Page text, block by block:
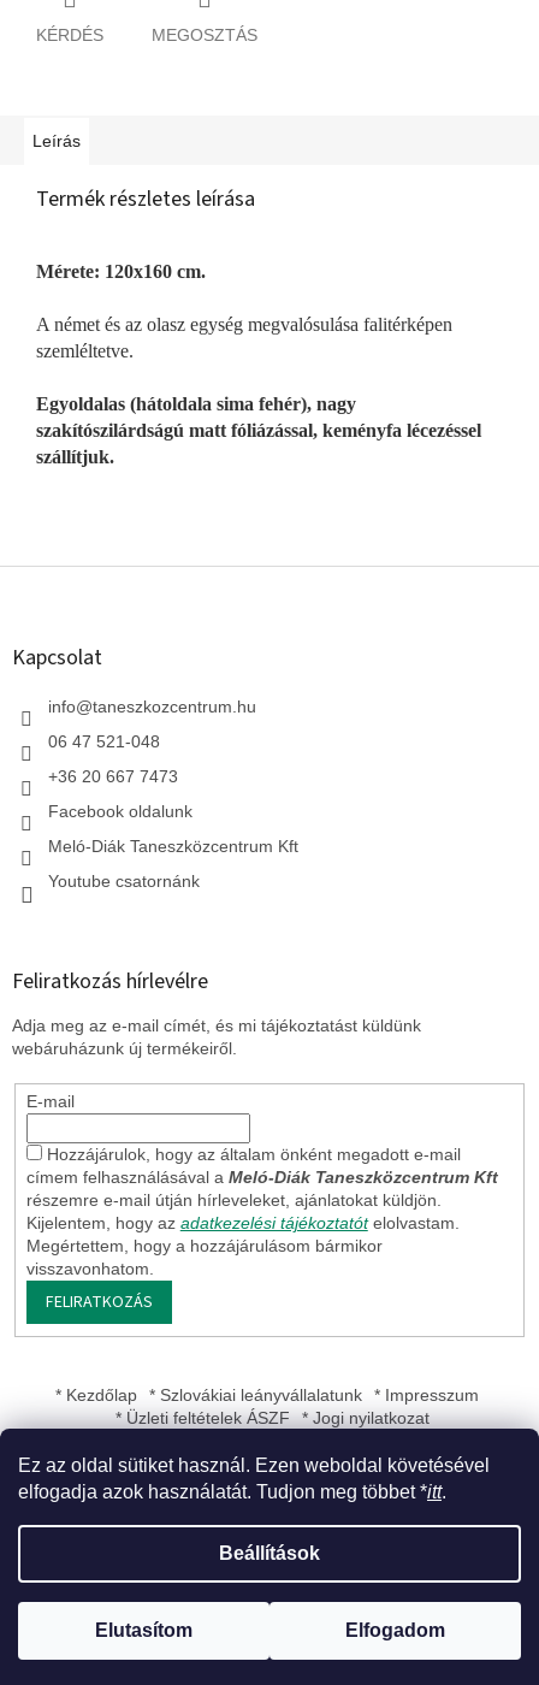
Ez az oldal sütiket használ. Ezen weboldal követésével
elfogadja azok használatát. Tudjon meg többet *itt.
Beállítások
Elutasítom Elfogadom
KÉRDÉS MEGOSZTÁS
Leírás
Termék részletes leírása
Mérete: 120x160 cm.
A német és az olasz egység megvalósulása falitérképen
szemléltetve.
Egyoldalas (hátoldala sima fehér), nagy
szakítószilárdságú matt fóliázással, keményfa lécezéssel
szállítjuk.
L
Kapcsolat
info@taneszkozcentrum.hu
06 47 521-048
+36 20 667 7473
Facebook oldalunk
Meló-Diák Taneszközcentrum Kft
Youtube csatornánk
Feliratkozás hírlevélre
Adja meg az e-mail címét, és mi tájékoztatást küldünk
webáruházunk új termékeiről.
E-mail
Hozzájárulok, hogy az általam önként megadott e-mail
címem felhasználásával a Meló-Diák Taneszközcentrum Kft
részemre e-mail útján hírleveleket, ajánlatokat küldjön.
Kijelentem, hogy az adatkezelési tájékoztatót elolvastam.
Megértettem, hogy a hozzájárulásom bármikor
visszavonhatom.
FELIRATKOZÁS
* Kezdőlap * Szlovákiai leányvállalatunk
* Impresszum
* Üzleti feltételek ÁSZF
* Jogi nyilatkozat
Meló-Diák Taneszközcentrum Kft
fenntartva.
Süti beállítások szerkesztése